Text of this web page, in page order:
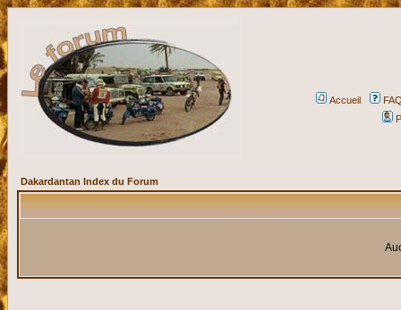
Accueil
Dakardantan Index du Forum